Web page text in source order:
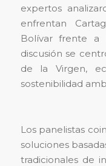
expertos
enfrentan
Bolívar frente a
discusión se
de la Virgen,
sostenibilidad
Los panelistas
soluciones
tradicionales de